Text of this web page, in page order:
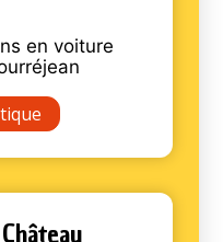
en voiture